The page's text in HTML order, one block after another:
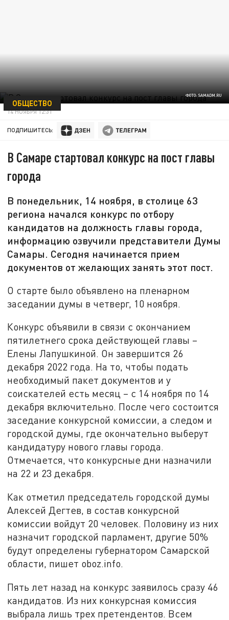
ФОТО: SAMADM.RU
ОБЩЕСТВО
14 НОЯБРЯ 12:31
ПОДПИШИТЕСЬ:
В Самаре стартовал конкурс на пост главы
города
В понедельник, 14 ноября, в столице 63
региона начался конкурс по отбору
кандидатов на должность главы города,
информацию озвучили представители Думы
Самары. Сегодня начинается прием
документов от желающих занять этот пост.
О старте было объявлено на пленарном
заседании думы в четверг, 10 ноября.
Конкурс объявили в связи с окончанием
пятилетнего срока действующей главы –
Елены Лапушкиной. Он завершится 26
декабря 2022 года. На то, чтобы подать
необходимый пакет документов и у
соискателей есть месяц – с 14 ноября по 14
декабря включительно. После чего состоится
заседание конкурсной комиссии, а следом и
городской думы, где окончательно выберут
кандидатуру нового главы города.
Отмечается, что конкурсные дни назначили
на 22 и 23 декабря.
Как отметил председатель городской думы
Алексей Дегтев, в состав конкурсной
комиссии войдут 20 человек. Половину из них
назначит городской парламент, другие 50%
будут определены губернатором Самарской
области, пишет oboz.info.
Пять лет назад на конкурс заявилось сразу 46
кандидатов. Из них конкурсная комиссия
выбрала лишь трех претендентов. Всем